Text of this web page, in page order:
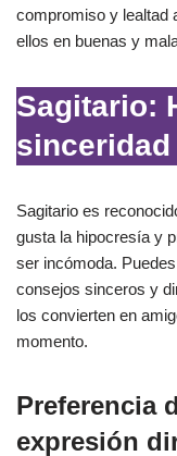
compromiso y lealtad
ellos en buenas y
Sagitario:
sinceridad
Sagitario es
gusta la hipocresía y
ser incómoda.
consejos sinceros y
los convierten en
momento.
Preferencia
expresión